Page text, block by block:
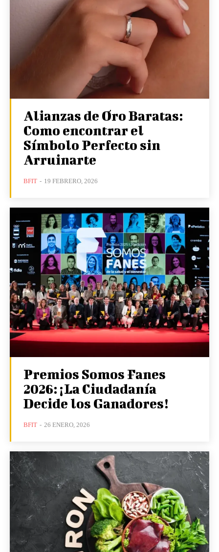
Alianzas de Oro Baratas:
Como encontrar el
Símbolo Perfecto sin
Arruinarte
BFIT - 19 FEBRERO, 2026
Premios Somos Fanes
2026: ¡La Ciudadanía
Decide los Ganadores!
BFIT - 26 ENERO, 2026